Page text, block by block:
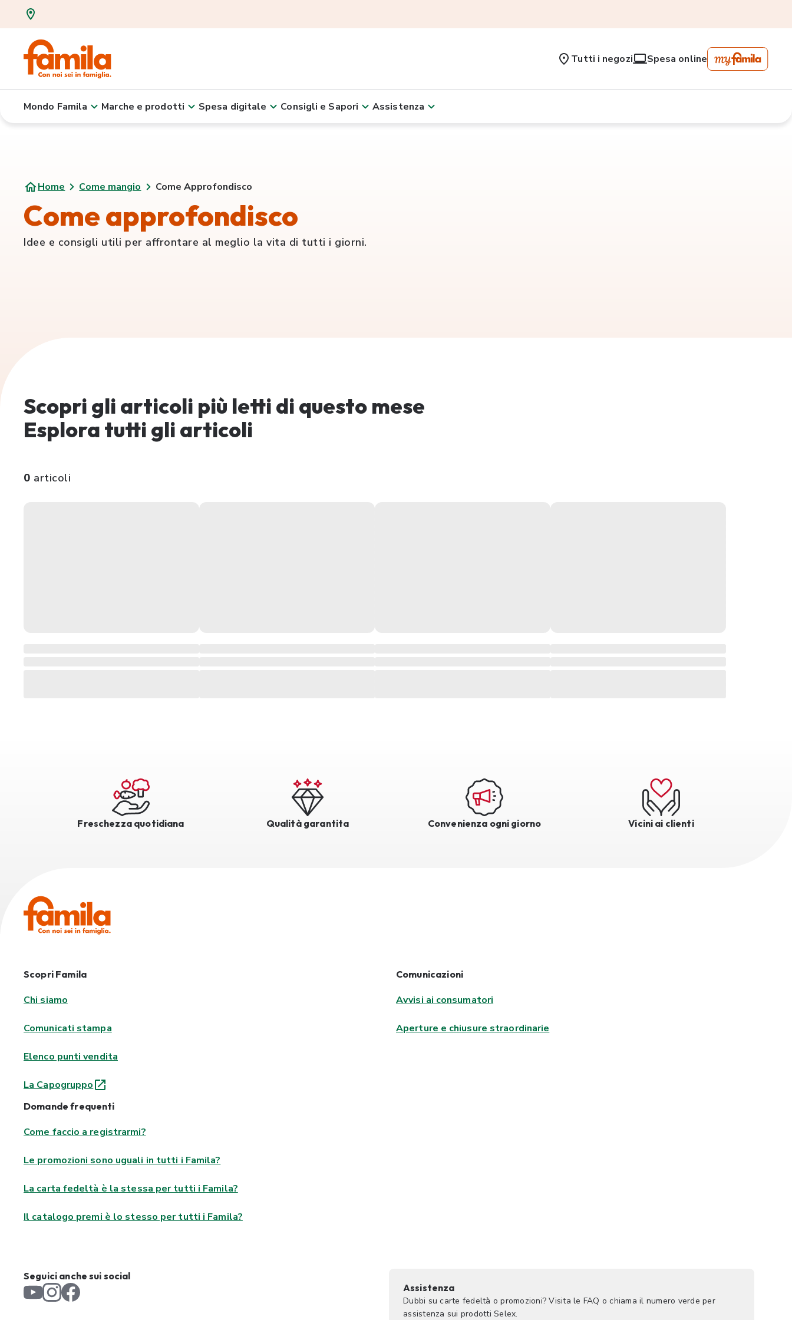
Tutti i negozi Spesa online
Mondo Famila Marche e prodotti Spesa digitale Consigli e Sapori Assistenza
Home Come mangio Come Approfondisco
Come approfondisco
Idee e consigli utili per affrontare al meglio la vita di tutti i giorni.
Scopri gli articoli più letti di questo mese
Esplora tutti gli articoli
0 articoli
Freschezza quotidiana Qualità garantita Convenienza ogni giorno Vicini ai clienti
Scopri Famila
Chi siamo
Comunicati stampa
Elenco punti vendita
La Capogruppo
Comunicazioni
Avvisi ai consumatori
Aperture e chiusure straordinarie
Domande frequenti
Come faccio a registrarmi?
Le promozioni sono uguali in tutti i Famila?
La carta fedeltà è la stessa per tutti i Famila?
Il catalogo premi è lo stesso per tutti i Famila?
Seguici anche sui social
Assistenza
Dubbi su carte fedeltà o promozioni? Visita le FAQ o chiama il numero verde per
assistenza sui prodotti Selex.